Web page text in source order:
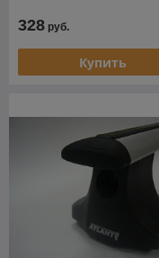
328 руб.
Купить